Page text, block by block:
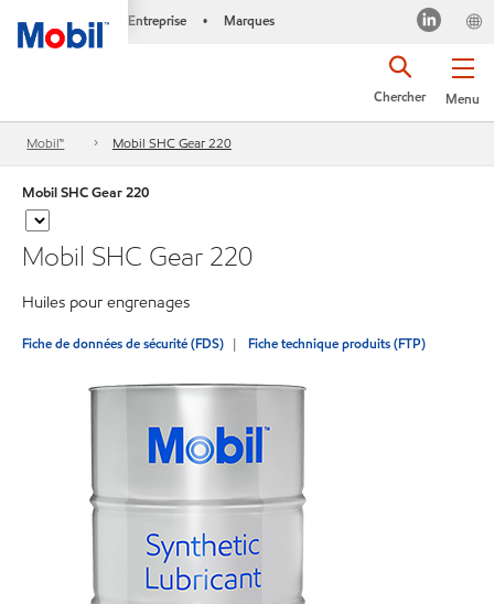
Entreprise • Marques
Menu
Chercher
Mobil™ Mobil SHC Gear 220
Mobil SHC Gear 220
Mobil SHC Gear 220
Huiles pour engrenages
Fiche de données de sécurité (FDS) Fiche technique produits (FTP)